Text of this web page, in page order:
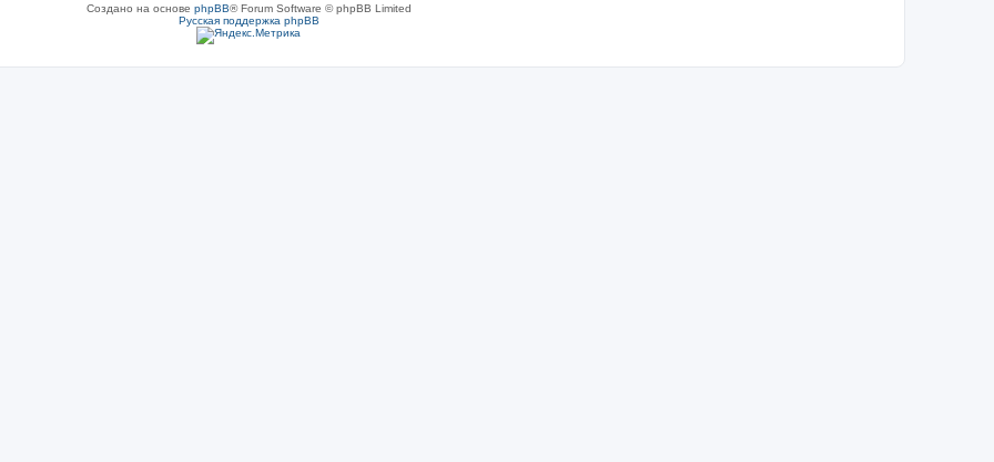
Создано на основе phpBB® Forum Software © phpBB Limited
Русская поддержка phpBB